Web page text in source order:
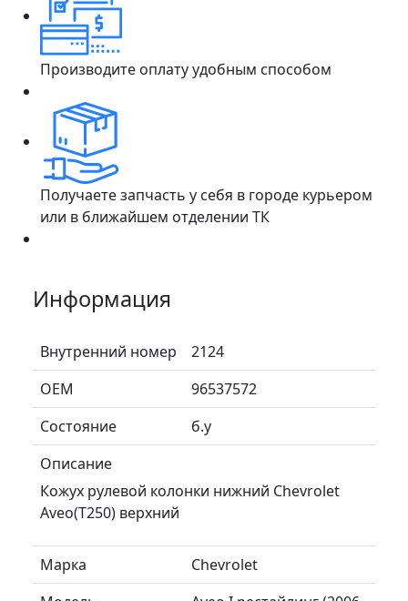
Производите оплату удобным способом
Получаете запчасть у себя в городе курьером
или в ближайшем отделении ТК
Информация
Внутренний номер
2124
ОЕМ
96537572
Состояние
б.у
Описание
Кожух рулевой колонки нижний Chevrolet
Aveo(T250) верхний
Марка
Chevrolet